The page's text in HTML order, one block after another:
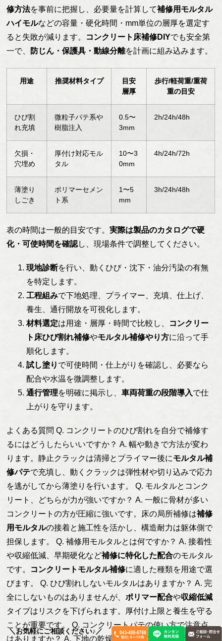
修方法を事前に把握し、必要量を計算して補修用モルタル
ハイモルなどの容量・硬化時間・mm単位の層厚を選定す
ると失敗が減ります。 コンクリート床補修DIYでも安全第
一で、
防じん・保護具・動線分離を計画に組み込みます。
用途 推奨材料タイプ
目安
層厚
歩行/軽荷重/重荷
重の目安
ひび割
れ充填
微粒子パテ系や
樹脂注入
0.5〜
3mm
2h/24h/48h
欠損・
穴埋め
厚付け対応モル
タル
10〜3
0mm
4h/24h/72h
薄塗り
しごき
ポリマーセメン
ト系
1〜5
mm
3h/24h/48h
表の時間は一般的目安です。実際は製品のカタログで硬
化・可使時間を確認し、現場条件で調整してください。
現地診断を行い、動くひび・沈下・油分汚染の有無
を特定します。
工程組みで下地処理、プライマー、充填、仕上げ、
養生、通行開放を可視化します。
材料選定は用途・層厚・時間で比較し、 コンクリー
ト床ひび割れ補修やモルタル補修やり方に沿って手
順化します。
試し塗り で可使時間・仕上がりを確認し、必要なら
配合や水温を微調整します。
通行管理を明確に掲示し、車両荷重の段階導入で仕
上がりを守ります。
よくある質問 Q. コンクリートのひび割れを自分で補修す
るにはどうしたらいいですか？ A. 幅や動きで方法が変わ
ります。静止クラックは清掃とプライマー後にモルタル補
修パテで充填し、動くクラックは弾性材や切り込みで応力
を逃がしてから薄塗りを行います。 Q. モルタルとコンク
リート、どちらが力が強いですか？ A. 一般に骨材が多い
コンクリートの方が圧縮に強いです。床の局所補修は補修
用モルタルの接着と施工性を活かし、構造耐力は躯体側で
担保します。 Q. 補修用モルタルとは何ですか？ A. 接着性
や収縮低減、早期硬化など補修に特化した配合のモルタル
です。 コンクリートモルタル補修に適した種類を用途で選
びます。 Q. ひび割れしないモルタルはありますか？ A. 完
全にしないものはありませんが、ポリマー配合や収縮低減
タイプはリスクを下げられます。厚付け上限と養生を守る
ことが重要です。 Q. コンクリートパテの使い方で注意点
はありますか？ A. 下地の乾燥と脱脂、 プライマー適合、
＼お気軽にご相談ください♪／